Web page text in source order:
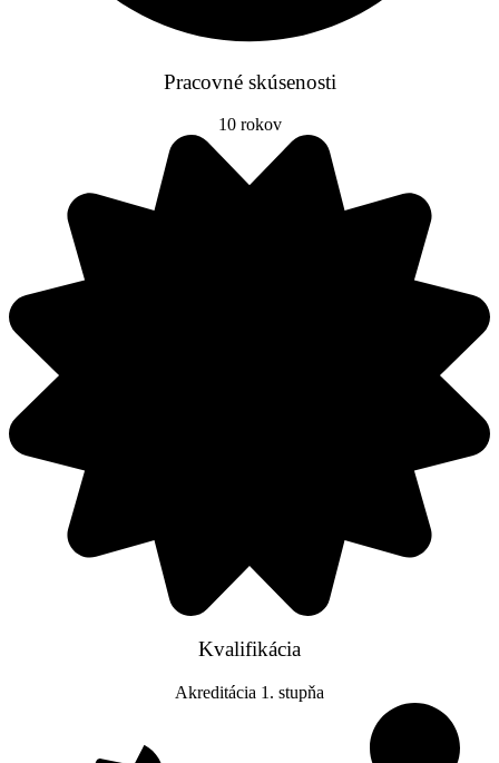
Pracovné skúsenosti
10 rokov
Kvalifikácia
Akreditácia 1. stupňa